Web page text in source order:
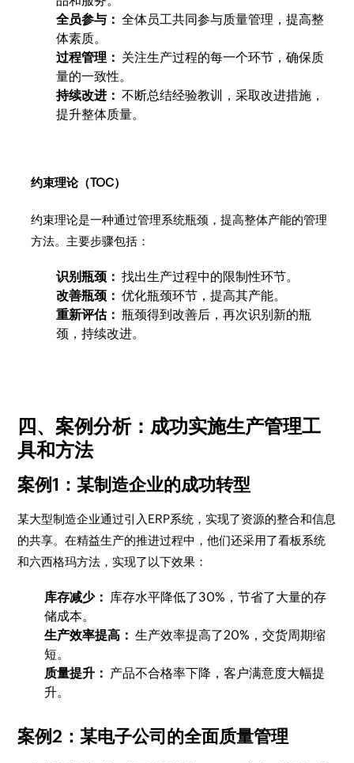
全员参与： 全体员工共同参与质量管理，提高整
体素质。
过程管理： 关注生产过程的每一个环节，确保质
量的一致性。
持续改进： 不断总结经验教训，采取改进措施，
提升整体质量。
约束理论（TOC）
约束理论是一种通过管理系统瓶颈，提高整体产能的管理
方法。主要步骤包括：
识别瓶颈： 找出生产过程中的限制性环节。
改善瓶颈： 优化瓶颈环节，提高其产能。
重新评估： 瓶颈得到改善后，再次识别新的瓶
颈，持续改进。
四、案例分析：成功实施生产管理工
具和方法
案例1：某制造企业的成功转型
某大型制造企业通过引入ERP系统，实现了资源的整合和信息
的共享。在精益生产的推进过程中，他们还采用了看板系统
和六西格玛方法，实现了以下效果：
库存减少： 库存水平降低了30%，节省了大量的存
储成本。
生产效率提高： 生产效率提高了20%，交货周期缩
短。
质量提升： 产品不合格率下降，客户满意度大幅提
升。
案例2：某电子公司的全面质量管理